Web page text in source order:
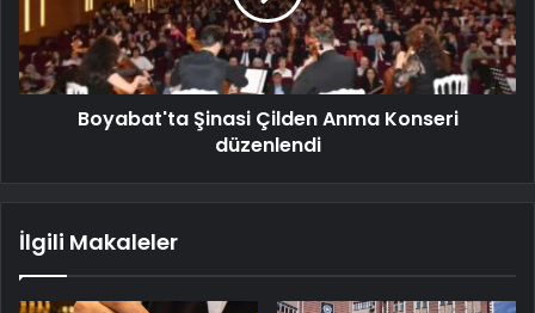
Boyabat'ta Şinasi Çilden Anma Konseri
düzenlendi
İlgili Makaleler